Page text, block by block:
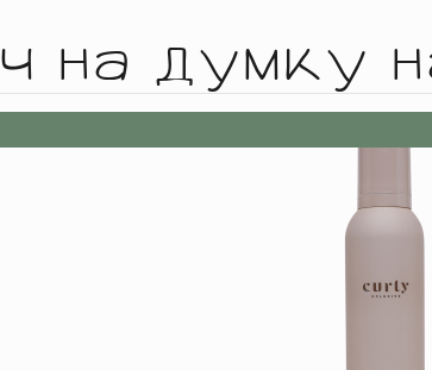
на думку